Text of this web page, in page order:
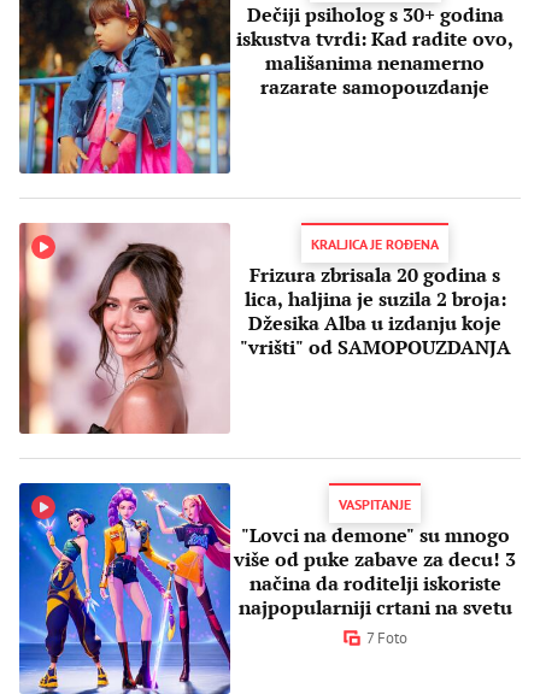
Dečiji psiholog s 30+ godina
iskustva tvrdi: Kad radite ovo,
mališanima nenamerno
razarate samopouzdanje
KRALJICA JE ROĐENA
Frizura zbrisala 20 godina s
lica, haljina je suzila 2 broja:
Džesika Alba u izdanju koje
"vrišti" od SAMOPOUZDANJA
VASPITANJE
"Lovci na demone" su mnogo
više od puke zabave za decu! 3
načina da roditelji iskoriste
najpopularniji crtani na svetu
7 Foto